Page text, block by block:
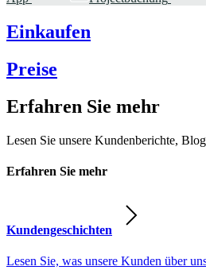
Einkaufen
Preise
Erfahren Sie mehr
Lesen Sie unsere Kundenberichte,
Erfahren Sie mehr
Kundengeschichten
Lesen Sie, was unsere Kunden über